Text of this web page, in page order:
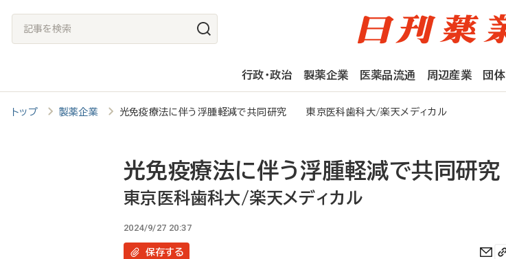
記
事
検
索
行政・政治 製薬企業 医薬品流通 周辺産業 団体
トップ 製薬企業 光免疫療法に伴う浮腫軽減で共同研究 東京医科歯科大/楽天メディカル
光免疫療法に伴う浮腫軽減で共同研究
東京医科歯科大/楽天メディカル
2024/9/27 20:37
保存する